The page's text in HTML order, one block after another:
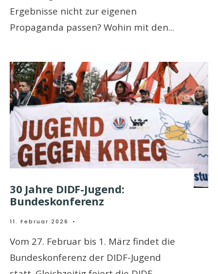
Ergebnisse nicht zur eigenen
Propaganda passen? Wohin mit den...
30 Jahre DIDF-Jugend:
Bundeskonferenz
11. Februar 2026 •
Vom 27. Februar bis 1. März findet die
Bundeskonferenz der DIDF-Jugend